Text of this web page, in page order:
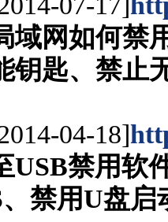
域网如何禁
钥匙、禁止
04-18]
USB禁用软
、禁用U盘